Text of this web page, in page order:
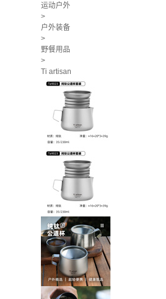
运动户外
>
户外装备
>
野餐用品
>
Ti artisan